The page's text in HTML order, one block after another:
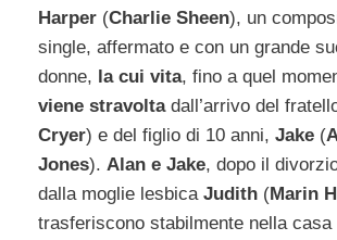
Harper (Charlie Sheen), un
single, affermato e con un grande
donne, la cui vita, fino a quel
viene stravolta dall’arrivo del
Cryer) e del figlio di 10 anni, Jake (
Jones). Alan e Jake, dopo il
dalla moglie lesbica Judith (Marin
trasferiscono stabilmente nella casa